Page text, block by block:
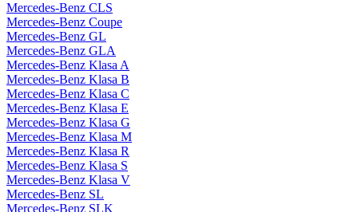
Mercedes-Benz CLS
Mercedes-Benz Coupe
Mercedes-Benz GL
Mercedes-Benz GLA
Mercedes-Benz Klasa A
Mercedes-Benz Klasa B
Mercedes-Benz Klasa C
Mercedes-Benz Klasa E
Mercedes-Benz Klasa G
Mercedes-Benz Klasa M
Mercedes-Benz Klasa R
Mercedes-Benz Klasa S
Mercedes-Benz Klasa V
Mercedes-Benz SL
Mercedes-Benz SLK